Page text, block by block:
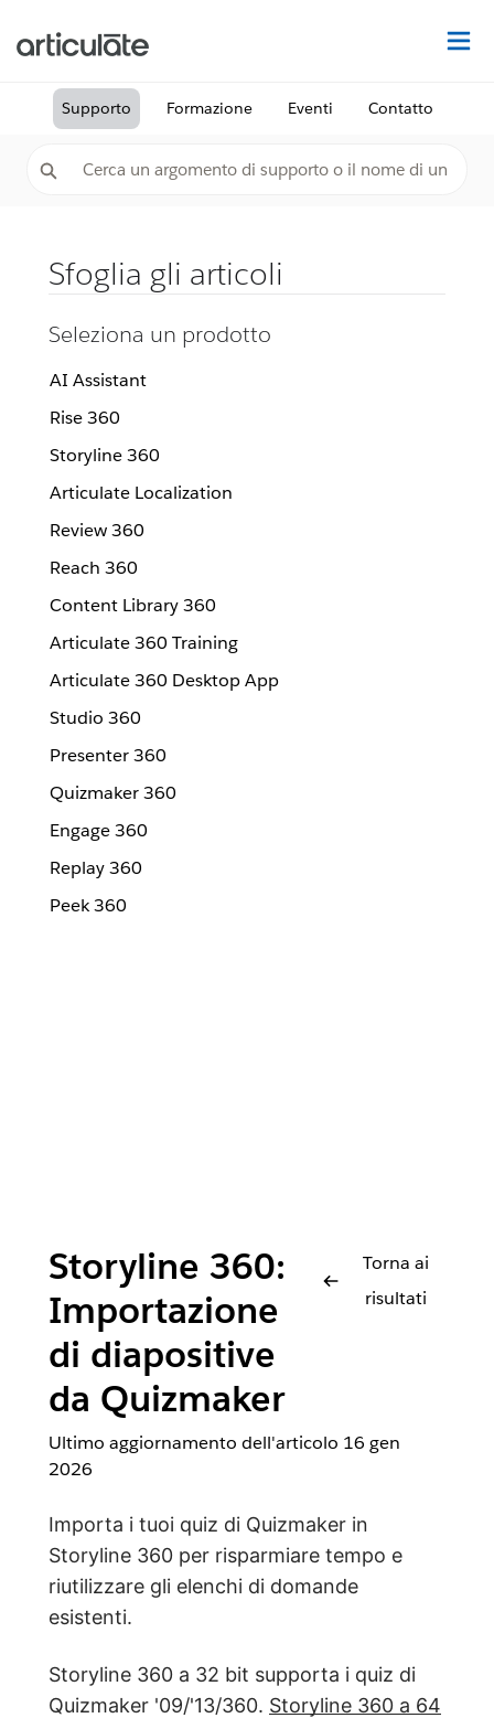
Supporto Formazione Eventi Contatto
Sfoglia gli articoli
Seleziona un prodotto
AI Assistant
Rise 360
Storyline 360
Articulate Localization
Review 360
Reach 360
Content Library 360
Articulate 360 Training
Articulate 360 Desktop App
Studio 360
Presenter 360
Quizmaker 360
Engage 360
Replay 360
Peek 360
Storyline 360:
Importazione
di diapositive
da Quizmaker
Torna ai
risultati
Ultimo aggiornamento dell'articolo 16 gen
2026
Importa i tuoi quiz di Quizmaker in
Storyline 360 per risparmiare tempo e
riutilizzare gli elenchi di domande
esistenti.
Storyline 360 a 32 bit supporta i quiz di
Quizmaker '09/'13/360. Storyline 360 a 64